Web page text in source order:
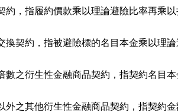
約，指履約價款乘以理論避險比率再乘
換契約，指被避險標的名目本金乘以理
數之衍生性金融商品契約，指契約名目
外之其他衍生性金融商品契約，指契約